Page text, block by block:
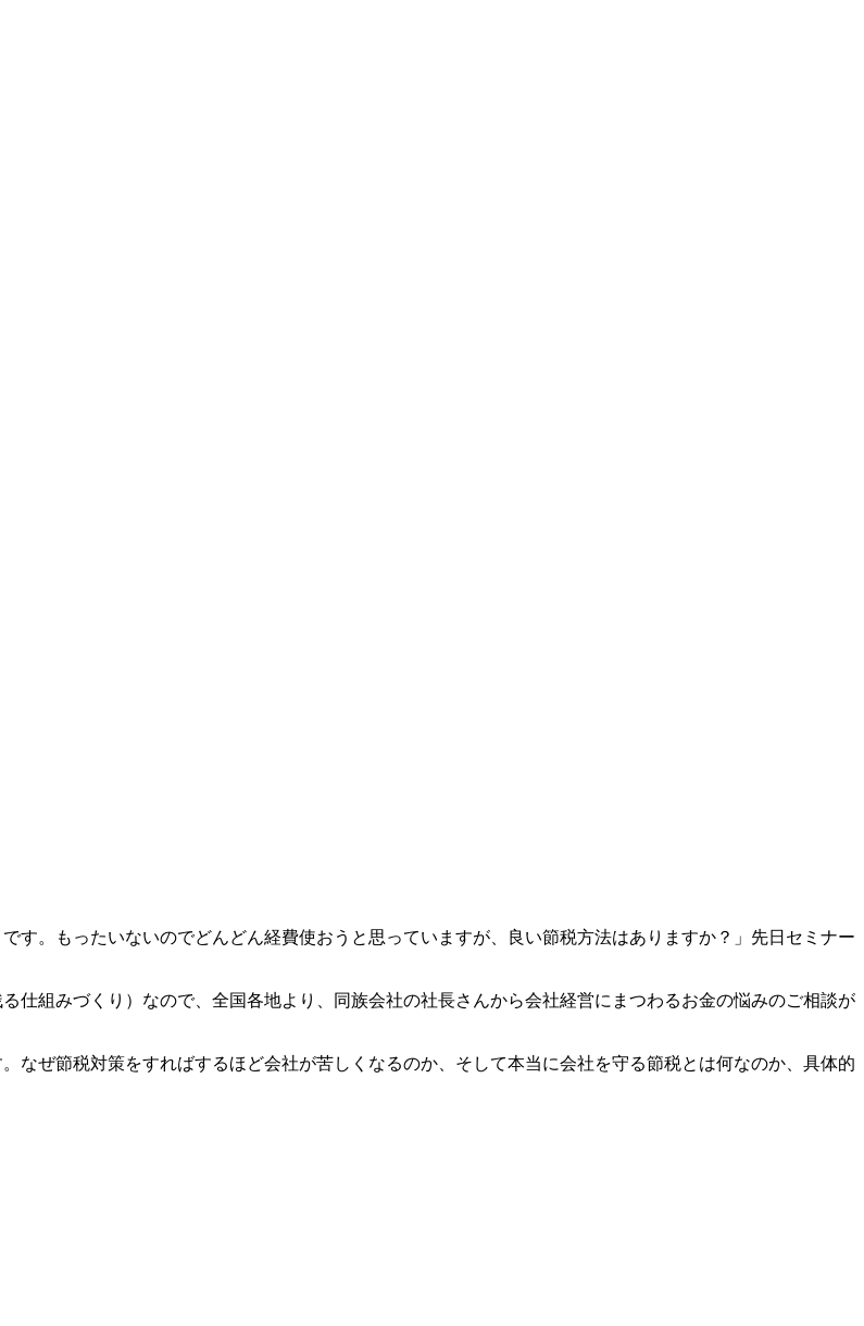
す。もったいないのでどんどん経費使おうと思っていますが、良い節税方法はありますか？」先日セミナー
仕組みづくり）なので、全国各地より、同族会社の社長さんから会社経営にまつわるお金の悩みのご相談が
なぜ節税対策をすればするほど会社が苦しくなるのか、そして本当に会社を守る節税とは何なのか、具体的